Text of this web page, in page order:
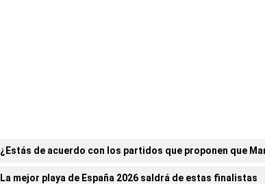
¿Estás de acuerdo con los partidos que proponen que
La mejor playa de España 2026 saldrá de estas finalistas